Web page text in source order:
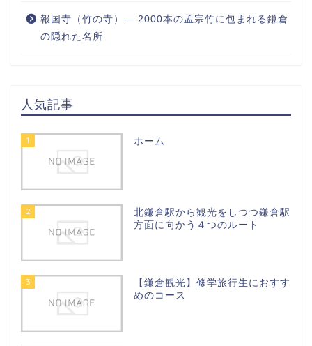
報国寺（竹の寺）― 2000本の孟宗竹に包まれる鎌倉
の隠れた名所
人気記事
1 ホーム
2
北鎌倉駅から観光をしつつ鎌倉駅
方面に向かう４つのルート
3
【鎌倉観光】修学旅行生におすす
めのコース